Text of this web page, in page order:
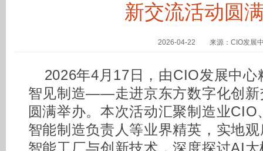
新交流活动圆
2026-04-22 来源：CIO发展
2026年4月17日，由CIO发展中心
智见制造——走进京东方数字化创新
圆满举办。本次活动汇聚制造业
智能制造负责人等业界精英，实地